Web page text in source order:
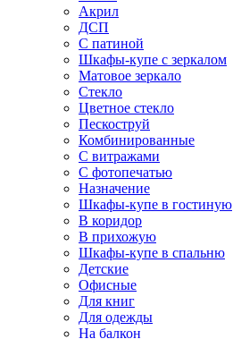
Акрил
ДСП
С патиной
Шкафы-купе с зеркалом
Матовое зеркало
Стекло
Цветное стекло
Пескоструй
Комбинированные
С витражами
С фотопечатью
Назначение
Шкафы-купе в гостиную
В коридор
В прихожую
Шкафы-купе в спальню
Детские
Офисные
Для книг
Для одежды
На балкон